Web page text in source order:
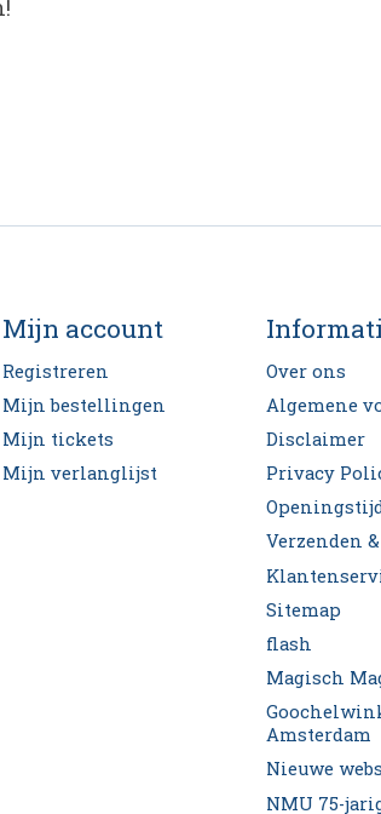
Mijn account
Registreren
Mijn bestellingen
Mijn tickets
Mijn verlanglijst
Over ons
Algemene
Disclaimer
Privacy
Verzenden
Sitemap
flash
Magisch
Amsterdam
Nieuwe
NMU 75-